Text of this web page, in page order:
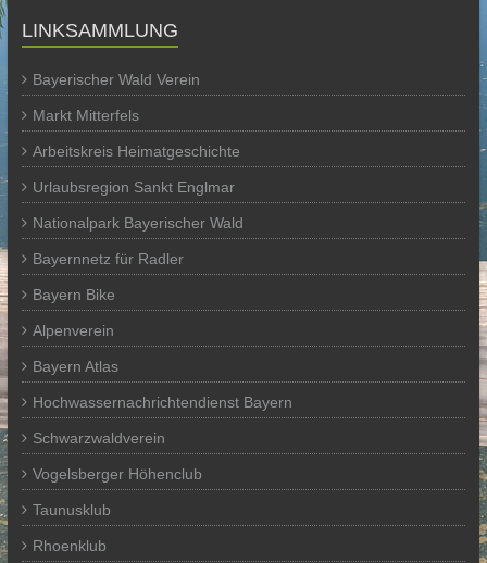
LINKSAMMLUNG
Bayerischer Wald Verein
Markt Mitterfels
Arbeitskreis Heimatgeschichte
Urlaubsregion Sankt Englmar
Nationalpark Bayerischer Wald
Bayernnetz für Radler
Bayern Bike
Alpenverein
Bayern Atlas
Hochwassernachrichtendienst Bayern
Schwarzwaldverein
Vogelsberger Höhenclub
Taunusklub
Rhoenklub